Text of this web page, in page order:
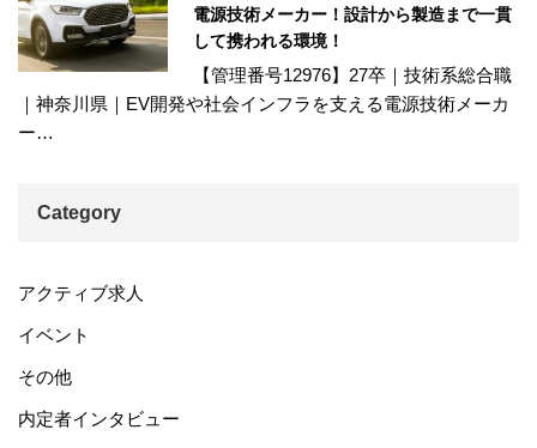
電源技術メーカー！設計から製造まで一貫
して携われる環境！
【管理番号12976】27卒｜技術系総合職
｜神奈川県｜EV開発や社会インフラを支える電源技術メーカ
ー…
Category
アクティブ求人
イベント
その他
内定者インタビュー